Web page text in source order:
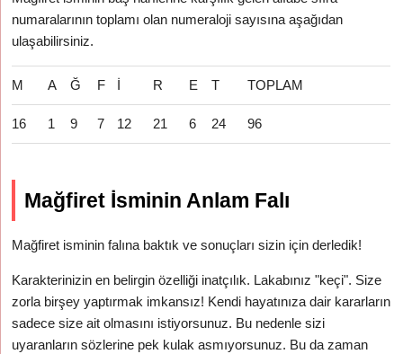
numaralarının toplamı olan numeraloji sayısına aşağıdan
ulaşabilirsiniz.
M A Ğ F İ R E T TOPLAM
16 1 9 7 12 21 6 24 96
Mağfiret İsminin Anlam Falı
Mağfiret isminin falına baktık ve sonuçları sizin için derledik!
Karakterinizin en belirgin özelliği inatçılık. Lakabınız "keçi". Size
zorla birşey yaptırmak imkansız! Kendi hayatınıza dair kararların
sadece size ait olmasını istiyorsunuz. Bu nedenle sizi
uyaranların sözlerine pek kulak asmıyorsunuz. Bu da zaman